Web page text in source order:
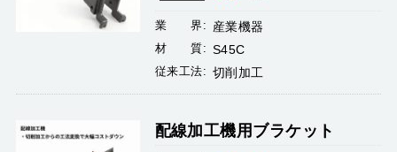
業 界: 産業機器
材 質: S45C
従来工法: 切削加工
配線加工機用ブラケット